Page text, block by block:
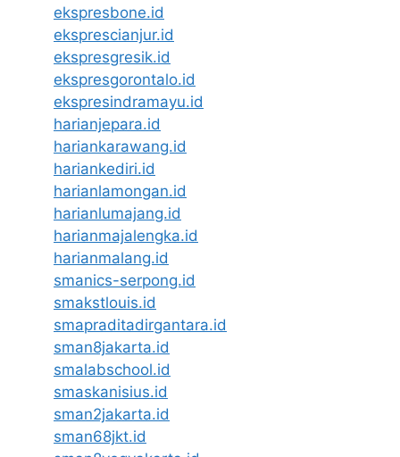
ekspresbone.id
eksprescianjur.id
ekspresgresik.id
ekspresgorontalo.id
ekspresindramayu.id
harianjepara.id
hariankarawang.id
hariankediri.id
harianlamongan.id
harianlumajang.id
harianmajalengka.id
harianmalang.id
smanics-serpong.id
smakstlouis.id
smapraditadirgantara.id
sman8jakarta.id
smalabschool.id
smaskanisius.id
sman2jakarta.id
sman68jkt.id